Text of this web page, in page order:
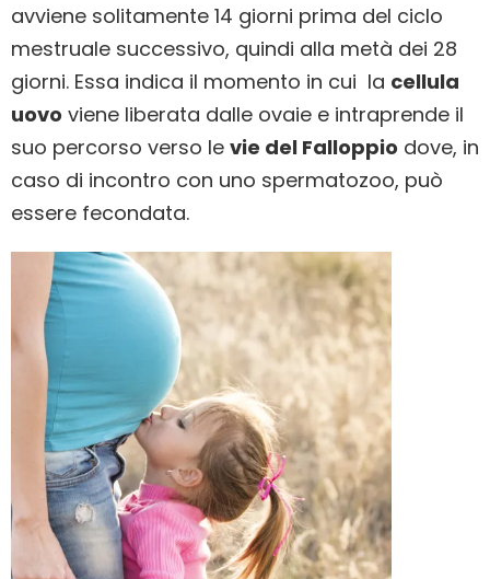
avviene solitamente 14 giorni prima del ciclo
mestruale successivo, quindi alla metà dei 28
giorni. Essa indica il momento in cui la cellula
uovo viene liberata dalle ovaie e intraprende il
suo percorso verso le vie del Falloppio dove, in
caso di incontro con uno spermatozoo, può
essere fecondata.